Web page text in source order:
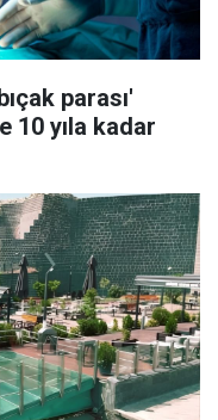
parası'
10 yıla kadar